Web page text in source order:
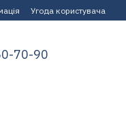
Угода користувача
70-90